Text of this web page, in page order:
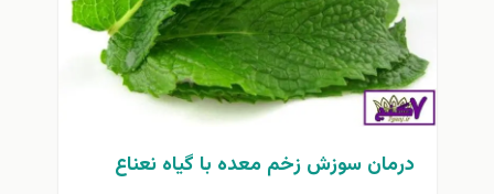
درمان سوزش زخم معده با گیاه نعناع